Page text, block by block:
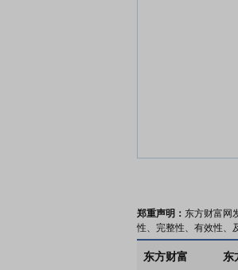
郑重声明： 东方财富网
性、完整性、有效性、
东方财富 东